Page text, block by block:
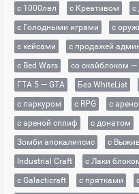
с 1000лвл c Креативом с
с Голодными играми
с
с кейсами
с продажей
с Bed Wars
со скайблоком —
ГТА 5 — GTA
Без WhiteList
с паркуром
с RPG с
с ареной сплиф
с донатом
Зомби апокалипсис
с
Industrial Craft
с Лаки
с Galacticraft
с прятками